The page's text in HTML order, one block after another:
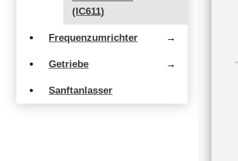
(IC611)
Frequenzumrichter →
Getriebe →
Sanftanlasser